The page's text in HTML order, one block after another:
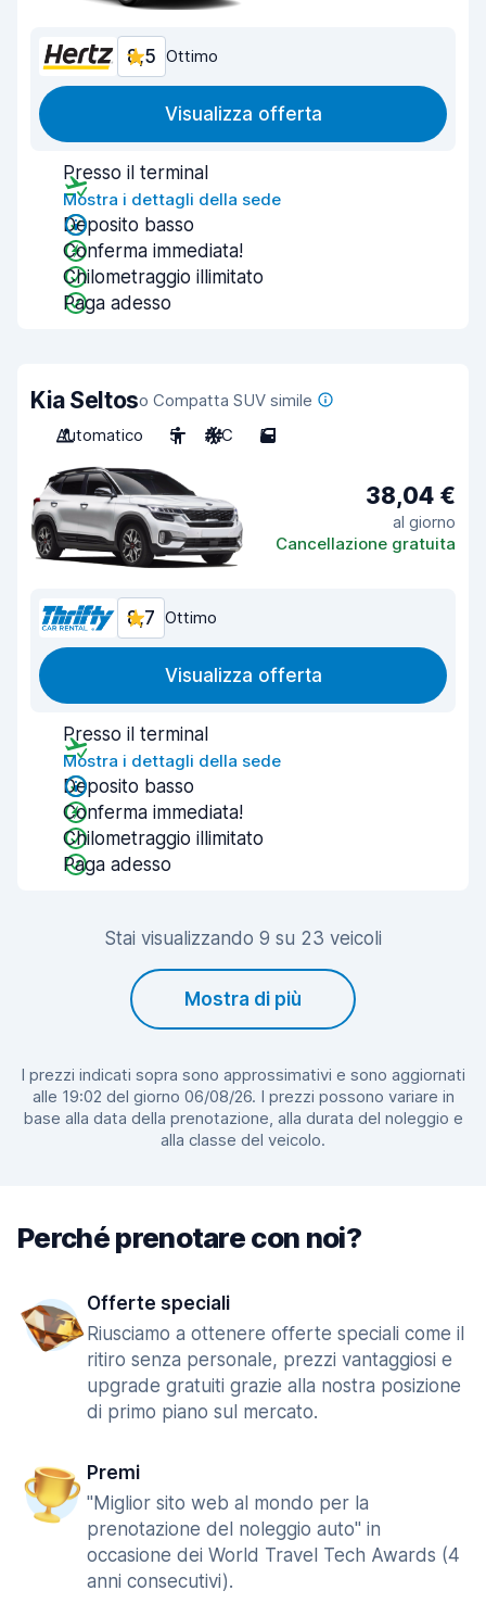
8,5 Ottimo
Visualizza offerta
Presso il terminal
Mostra i dettagli della sede
Deposito basso
Conferma immediata!
Chilometraggio illimitato
Paga adesso
Kia Seltoso Compatta SUV simile
Automatico
5 A/C 5
38,04 €
al giorno
Cancellazione gratuita
8,7 Ottimo
Visualizza offerta
Presso il terminal
Mostra i dettagli della sede
Deposito basso
Conferma immediata!
Chilometraggio illimitato
Paga adesso
Stai visualizzando 9 su 23 veicoli
Mostra di più
I prezzi indicati sopra sono approssimativi e sono aggiornati
alle 19:02 del giorno 06/08/26. I prezzi possono variare in
base alla data della prenotazione, alla durata del noleggio e
alla classe del veicolo.
Perché prenotare con noi?
Offerte speciali
Riusciamo a ottenere offerte speciali come il
ritiro senza personale, prezzi vantaggiosi e
upgrade gratuiti grazie alla nostra posizione
di primo piano sul mercato.
Premi
"Miglior sito web al mondo per la
prenotazione del noleggio auto" in
occasione dei World Travel Tech Awards (4
anni consecutivi).